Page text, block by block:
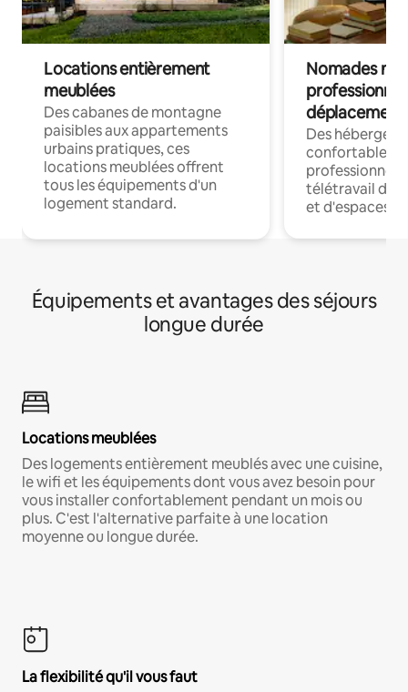
Locations entièrement
meublées
Des cabanes de montagne
paisibles aux appartements
urbains pratiques, ces
locations meublées offrent
tous les équipements d'un
logement standard.
Nomades
déplacement
Des
confortables
professionnels
télétravail
et d'espaces
Équipements et avantages des séjours
longue durée
Locations meublées
Des logements entièrement meublés avec une cuisine,
le wifi et les équipements dont vous avez besoin pour
vous installer confortablement pendant un mois ou
plus. C'est l'alternative parfaite à une location
moyenne ou longue durée.
La flexibilité qu'il vous faut